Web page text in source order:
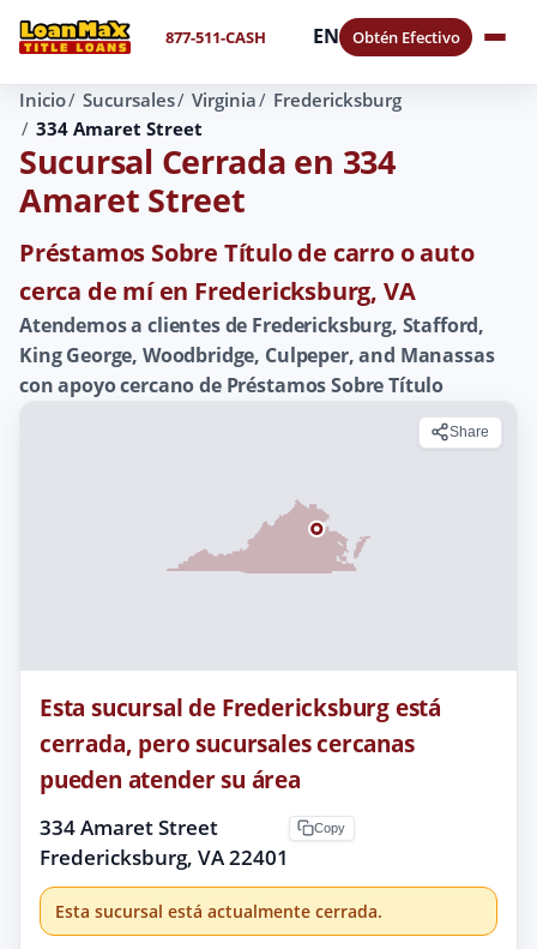
877-511-CASH EN Obtén Efectivo
Inicio Sucursales Virginia
Fredericksburg
334 Amaret Street
Sucursal Cerrada en 334
Amaret Street
Préstamos Sobre Título de carro o auto
cerca de mí en Fredericksburg, VA
Atendemos a clientes de Fredericksburg, Stafford,
King George, Woodbridge, Culpeper, and Manassas
con apoyo cercano de Préstamos Sobre Título
Share
Esta sucursal de Fredericksburg está
cerrada, pero sucursales cercanas
pueden atender su área
334 Amaret Street
Fredericksburg, VA 22401
Copy
Esta sucursal está actualmente cerrada.